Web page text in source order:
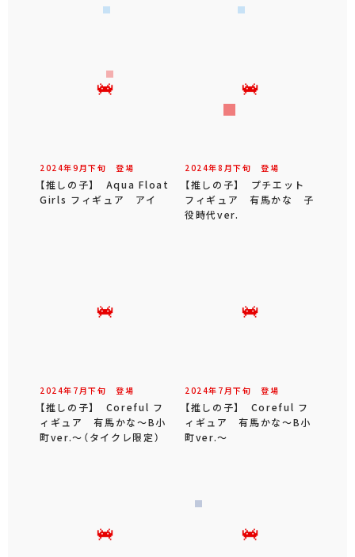
2024年9 月下旬 登場
【推しの子】 Aqua Float
Girls フィギュア アイ
2024年8 月下旬 登場
【推しの子】 プチエット
フィギュア 有馬かな 子
役時代ver.
2024年 7 月下旬 登場
【推しの子】 Coreful フ
ィギュア 有馬かな～B小
町ver.～（タイクレ限定）
2024年 7 月下旬 登場
【推しの子】 Coreful フ
ィギュア 有馬かな～B小
町ver.～